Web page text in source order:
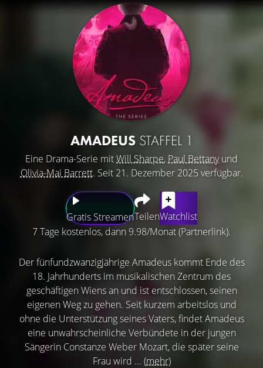
AMADEUS STAFFEL 1
Eine Drama-Serie mitWill Sharpe, Paul Bettanyund
Olivia-Mai Barrett. Seit 21. Dezember 2025 verfügbar.
Gratis StreamenTeilenWatchlist
7 Tage kostenlos, dann 9.98/Monat (Partnerlink).
Der fünfundzwanzigjährige Amadeus kommt Ende des
18. Jahrhunderts im musikalischen Zentrum des
geschäftigen Wiens an und ist entschlossen, seinen
eigenen Weg zu gehen. Seit kurzem arbeitslos und
ohne die Unterstützung seines Vaters, findet Amadeus
eine unwahrscheinliche Verbündete in der jungen
Sängerin Constanze Weber Mozart, die später seine
Frau wird ... (mehr)